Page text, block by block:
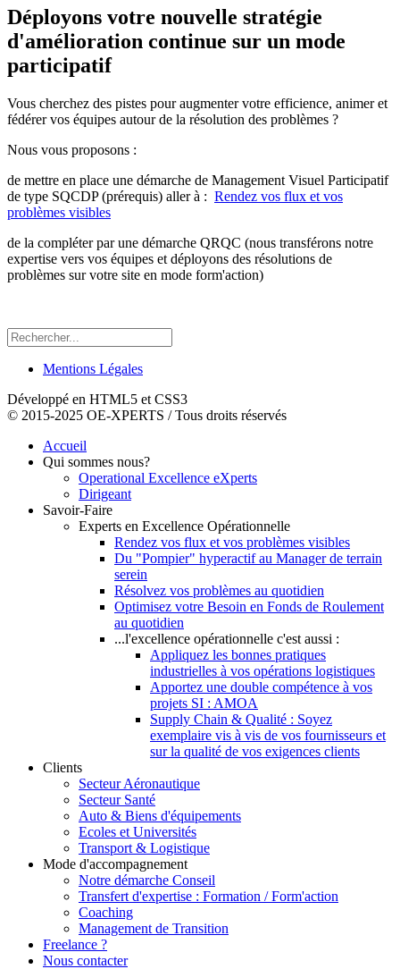
Déployons votre nouvelle stratégie
d'amélioration continue sur un mode
participatif
Vous cherchez des pistes pour augmenter votre efficience, animer et
fédérer vos équipes autour de la résolution des problèmes ?
Nous vous proposons :
de mettre en place une démarche de Management Visuel Participatif
de type SQCDP (prérequis) aller à : Rendez vos flux et vos
problèmes visibles
de la compléter par une démarche QRQC (nous transférons notre
expertise vers vos équipes et déployons des résolutions de
problèmes sur votre site en mode form'action)
Mentions Légales
Développé en HTML5 et CSS3
© 2015-2025 OE-XPERTS / Tous droits réservés
Accueil
Qui sommes nous?
Operational Excellence eXperts
Dirigeant
Savoir-Faire
Experts en Excellence Opérationnelle
Rendez vos flux et vos problèmes visibles
Du "Pompier" hyperactif au Manager de terrain
serein
Résolvez vos problèmes au quotidien
Optimisez votre Besoin en Fonds de Roulement
au quotidien
...l'excellence opérationnelle c'est aussi :
Appliquez les bonnes pratiques
industrielles à vos opérations logistiques
Apportez une double compétence à vos
projets SI : AMOA
Supply Chain & Qualité : Soyez
exemplaire vis à vis de vos fournisseurs et
sur la qualité de vos exigences clients
Clients
Secteur Aéronautique
Secteur Santé
Auto & Biens d'équipements
Ecoles et Universités
Transport & Logistique
Mode d'accompagnement
Notre démarche Conseil
Transfert d'expertise : Formation / Form'action
Coaching
Management de Transition
Freelance ?
Nous contacter